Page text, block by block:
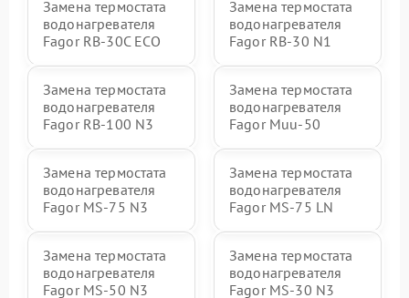
Замена термостата
водонагревателя
Fagor RB-30C ECO
Замена термостата
водонагревателя
Fagor RB-30 N1
Замена термостата
водонагревателя
Fagor RB-100 N3
Замена термостата
водонагревателя
Fagor Muu-50
Замена термостата
водонагревателя
Fagor MS-75 N3
Замена термостата
водонагревателя
Fagor MS-75 LN
Замена термостата
водонагревателя
Fagor MS-50 N3
Замена термостата
водонагревателя
Fagor MS-30 N3